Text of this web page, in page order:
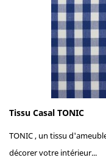
Tissu Casal TONIC
TONIC , un tissu
décorer votre intérieur...